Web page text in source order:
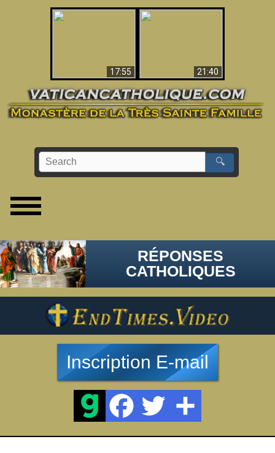
17:55
21:40
🔍
RÉPONSES
CATHOLIQUES
Inscription E-mail